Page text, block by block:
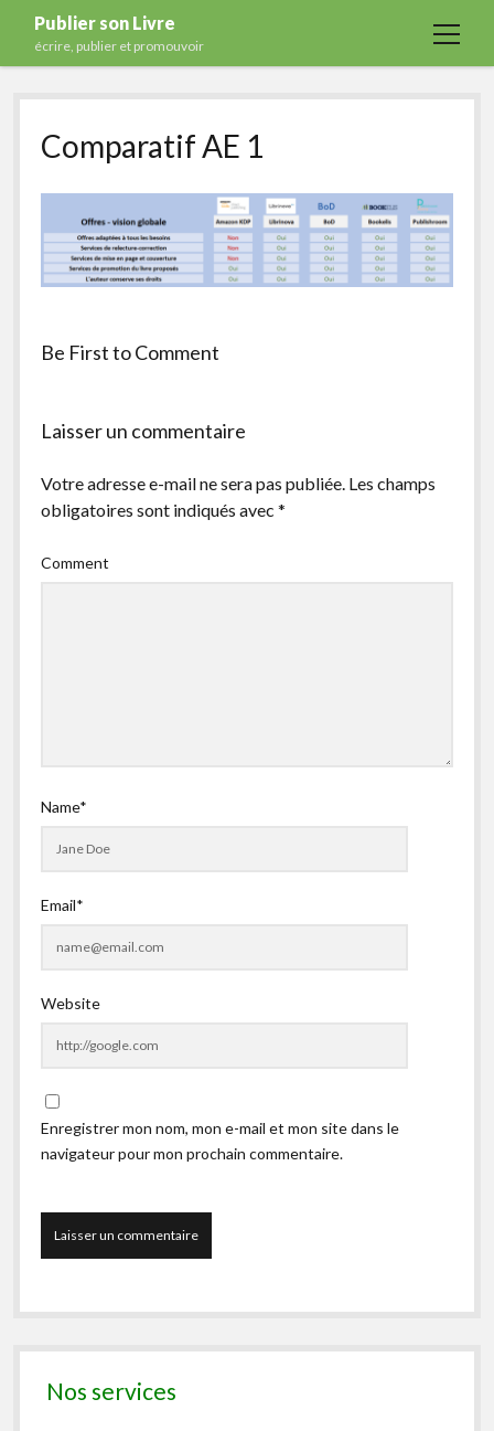
Publier son Livre
écrire, publier et promouvoir
open
Accueil
Formations
Auto-édition
Ecriture
A propos
facebookinstagram
youtubeemail-
Comparatif AE 1
Be First to Comment
Laisser un commentaire
Votre adresse e-mail ne sera pas publiée. Les champs
obligatoires sont indiqués avec *
Comment
Name*
Email*
Website
Enregistrer mon nom, mon e-mail et mon site dans le
navigateur pour mon prochain commentaire.
Nos services